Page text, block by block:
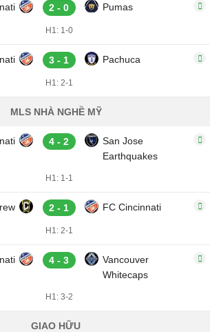
2 - 0 Pumas
H1: 1-0
3 - 1 Pachuca
H1: 2-1
MLS NHÀ NGHỀ MỸ
4 - 2
San Jose
Earthquakes
H1: 1-1
2 - 1 FC Cincinnati
H1: 2-1
4 - 3
Vancouver
Whitecaps
H1: 3-2
GIAO HỮU